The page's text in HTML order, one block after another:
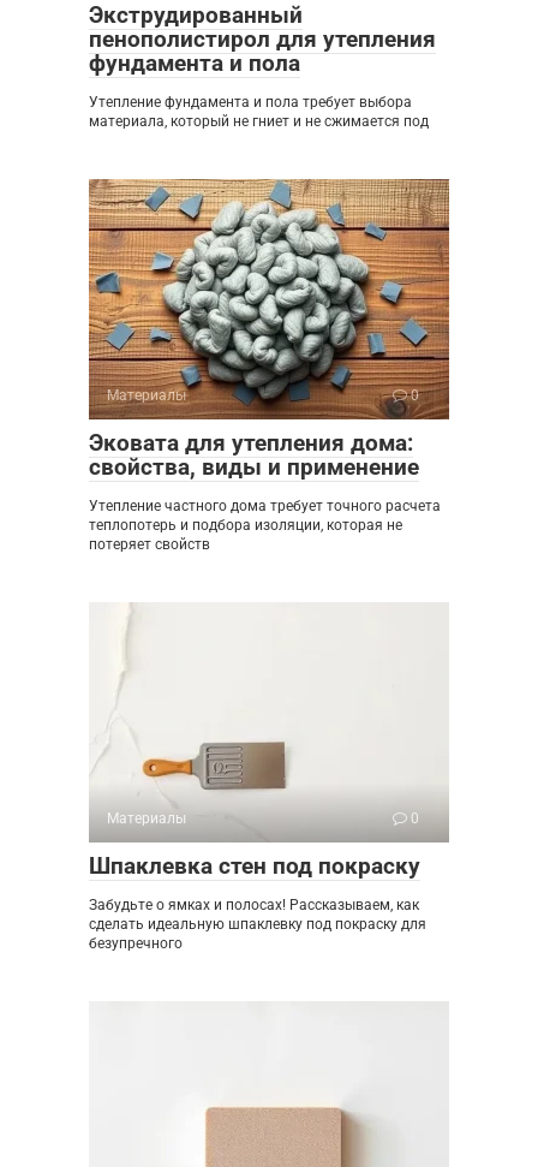
Экструдированный
пенополистирол для утепления
фундамента и пола
Утепление фундамента и пола требует выбора
материала, который не гниет и не сжимается под
Материалы 0
Эковата для утепления дома:
свойства, виды и применение
Утепление частного дома требует точного расчета
теплопотерь и подбора изоляции, которая не
потеряет свойств
Материалы 0
Шпаклевка стен под покраску
Забудьте о ямках и полосах! Рассказываем, как
сделать идеальную шпаклевку под покраску для
безупречного